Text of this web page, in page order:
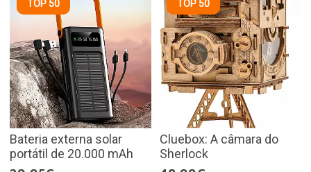
TOP 50
Bateria externa solar
portátil de 20.000 mAh
TOP 50
Cluebox: A câmara do
Sherlock